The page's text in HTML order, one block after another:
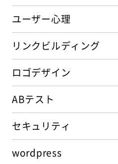
ユーザー心理
リンクビルディング
ロゴデザイン
ABテスト
セキュリティ
wordpress